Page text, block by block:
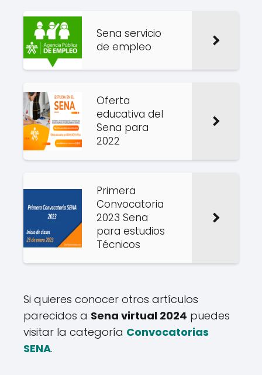
Sena servicio
de empleo
Oferta
educativa del
Sena para
2022
Primera
Convocatoria
2023 Sena
para estudios
Técnicos
Si quieres conocer otros artículos
parecidos a Sena virtual 2024 puedes
visitar la categoría Convocatorias
SENA.